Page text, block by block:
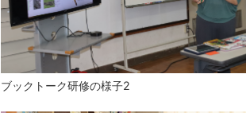
ブックトーク研修の様子2